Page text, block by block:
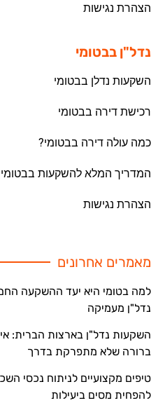
הצהרת נגישות
נדל"ן בבטומי
השקעות נדלן בבטומי
רכישת דירה בבטומי
כמה עולה דירה בבטומי?
המדריך המלא להשקעות בבטומי
הצהרת נגישות
מאמרים אחרונים
נדל"ן מעמיקה
השקעות נדל"ן בארצות הברית:
ברורה שלא מתפרקת בדרך
טיפים מקצועיים לניתוח נכסי
להפחית מסים ביעילות